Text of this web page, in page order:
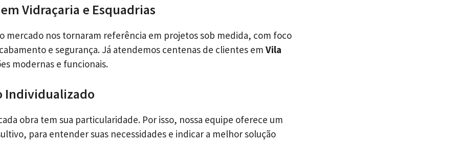
Vidraçaria e Esquadrias
mercado nos tornaram referência em projetos sob medida, com foco
e segurança. Já atendemos centenas de clientes em Vila
modernas e funcionais.
obra tem sua particularidade. Por isso, nossa equipe oferece um
para entender suas necessidades e indicar a melhor solução